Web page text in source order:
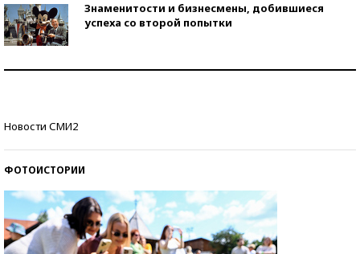
Знаменитости и бизнесмены, добившиеся
успеха со второй попытки
Новости СМИ2
ФОТОИСТОРИИ